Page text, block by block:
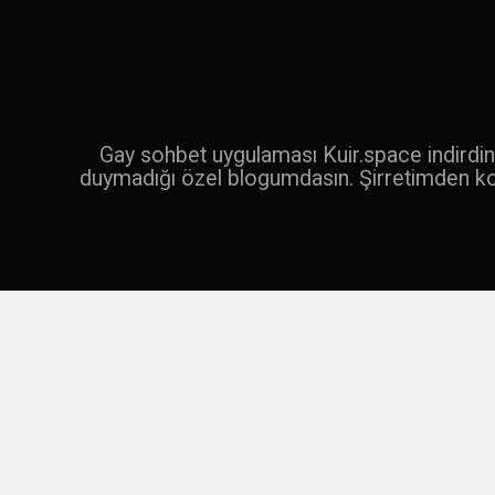
Gay sohbet uygulaması Kuir.space
duymadığı özel blogumdasın. Şirretimden